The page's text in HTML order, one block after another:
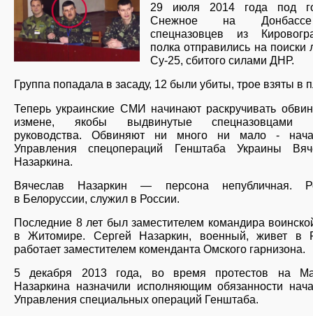
29 июля 2014 года под
Снежное на
спецназовцев из
полка отправились на поиски
Су-25, сбитого силами ДНР.
Группа попадала в засаду, 12 были убиты, трое взяты в
Теперь украинские СМИ начинают раскручивать
измене, якобы выдвинутые спецназовцами
руководства. Обвиняют ни много ни мало -
Управления спецопераций Генштаба Украины
Назаркина.
Вячеслав Назаркин — персона непубличная.
в Белоруссии, служил в России.
Последние 8 лет был заместителем командира
в Житомире. Сергей Назаркин, военный, живет в
работает заместителем коменданта Омского гарнизона.
5 декабря 2013 года, во время протестов на
Назаркина назначили исполняющим обязанности
Управления специальных операций Генштаба.